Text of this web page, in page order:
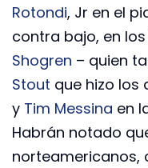
Rotondi, Jr en el
contra bajo, en
Shogren – quien
Stout que hizo los
y Tim Messina en
Habrán notado
norteamericanos,